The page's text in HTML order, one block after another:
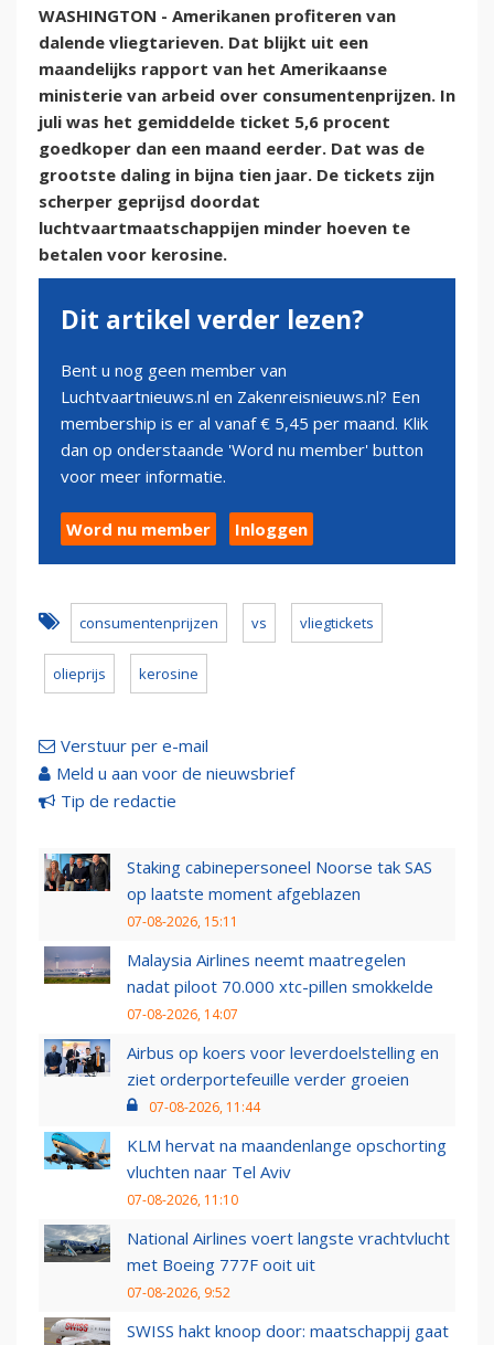
WASHINGTON - Amerikanen profiteren van
dalende vliegtarieven. Dat blijkt uit een
maandelijks rapport van het Amerikaanse
ministerie van arbeid over consumentenprijzen. In
juli was het gemiddelde ticket 5,6 procent
goedkoper dan een maand eerder. Dat was de
grootste daling in bijna tien jaar. De tickets zijn
scherper geprijsd doordat
luchtvaartmaatschappijen minder hoeven te
betalen voor kerosine.
Dit artikel verder lezen?
Bent u nog geen member van
Luchtvaartnieuws.nl en Zakenreisnieuws.nl? Een
membership is er al vanaf € 5,45 per maand. Klik
dan op onderstaande 'Word nu member' button
voor meer informatie.
Word nu member Inloggen
consumentenprijzen vs vliegtickets
olieprijs kerosine
Verstuur per e-mail
Meld u aan voor de nieuwsbrief
Tip de redactie
Staking cabinepersoneel Noorse tak SAS
op laatste moment afgeblazen
07-08-2026, 15:11
Malaysia Airlines neemt maatregelen
nadat piloot 70.000 xtc-pillen smokkelde
07-08-2026, 14:07
Airbus op koers voor leverdoelstelling en
ziet orderportefeuille verder groeien
07-08-2026, 11:44
KLM hervat na maandenlange opschorting
vluchten naar Tel Aviv
07-08-2026, 11:10
National Airlines voert langste vrachtvlucht
met Boeing 777F ooit uit
07-08-2026, 9:52
SWISS hakt knoop door: maatschappij gaat